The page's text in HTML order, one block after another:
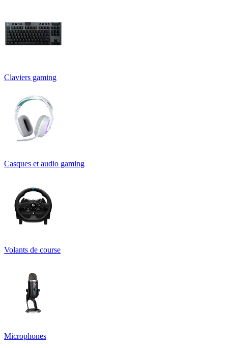
Claviers gaming
Casques et audio gaming
Volants de course
Microphones